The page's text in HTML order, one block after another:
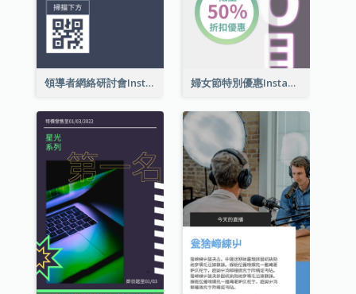
領導者網絡研討會Instagram限時動態 婦女節特別優惠Instagram限時動態